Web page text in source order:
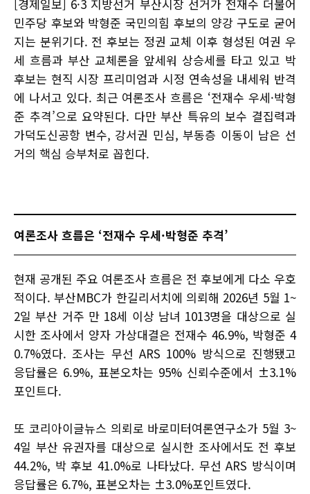
[경제일보] 6·3 지방선거 부산시장 선거가 전재수 더불어
민주당 후보와 박형준 국민의힘 후보의 양강 구도로 굳어
지는 분위기다. 전 후보는 정권 교체 이후 형성된 여권 우
세 흐름과 부산 교체론을 앞세워 상승세를 타고 있고 박
후보는 현직 시장 프리미엄과 시정 연속성을 내세워 반격
에 나서고 있다. 최근 여론조사 흐름은 ‘전재수 우세·박형
준 추격’으로 요약된다. 다만 부산 특유의 보수 결집력과
가덕도신공항 변수, 강서권 민심, 부동층 이동이 남은 선
거의 핵심 승부처로 꼽힌다.
여론조사 흐름은 ‘전재수 우세·박형준 추격’
현재 공개된 주요 여론조사 흐름은 전 후보에게 다소 우호
적이다. 부산MBC가 한길리서치에 의뢰해 2026년 5월 1~
2일 부산 거주 만 18세 이상 남녀 1013명을 대상으로 실
시한 조사에서 양자 가상대결은 전재수 46.9%, 박형준 4
0.7%였다. 조사는 무선 ARS 100% 방식으로 진행됐고
응답률은 6.9%, 표본오차는 95% 신뢰수준에서 ±3.1%
포인트다.
또 코리아이글뉴스 의뢰로 바로미터여론연구소가 5월 3~
4일 부산 유권자를 대상으로 실시한 조사에서도 전 후보
44.2%, 박 후보 41.0%로 나타났다. 무선 ARS 방식이며
응답률은 6.7%, 표본오차는 ±3.0%포인트였다.